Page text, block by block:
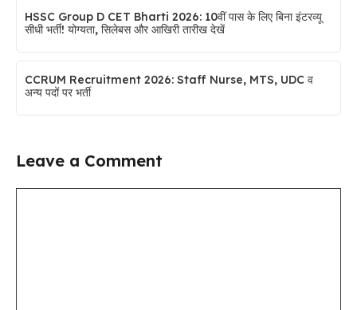
HSSC Group D CET Bharti 2026: 10वीं पास के लिए बिना इंटरव्यू
सीधी भर्ती! योग्यता, सिलेबस और आखिरी तारीख देखें
CCRUM Recruitment 2026: Staff Nurse, MTS, UDC व
अन्य पदों पर भर्ती
Leave a Comment